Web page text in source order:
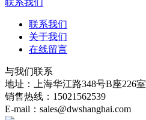
联系我们
联系我们
关于我们
在线留言
与我们联系
地址：上海华江路348号B座226室
销售热线：15021562539
E-mail：sales@dwshanghai.com